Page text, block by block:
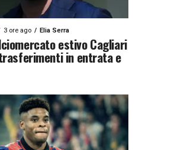
3 ore ago Elia Serra
estivo Cagliari
in entrata e